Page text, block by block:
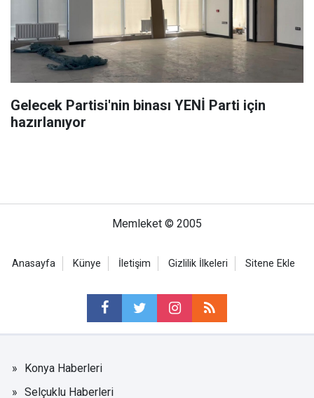
Gelecek Partisi'nin binası YENİ Parti için
hazırlanıyor
Memleket © 2005
Anasayfa Künye İletişim Gizlilik İlkeleri Sitene Ekle
Konya Haberleri
Selçuklu Haberleri